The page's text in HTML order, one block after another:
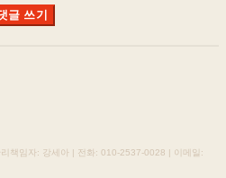
글 쓰기
책임자: 강세아 | 전화: 010-2537-0028 | 이메일: